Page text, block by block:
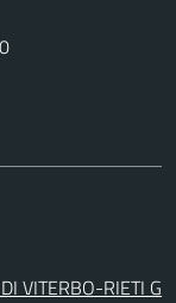
VITERBO-RIETI G